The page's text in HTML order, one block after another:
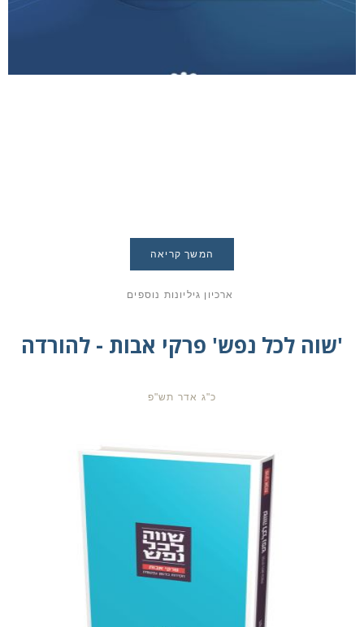
המשך קריאה
ארכיון גיליונות נוספים
'שוה לכל נפש' פרקי אבות - להורדה
כ"ג אדר תש"פ